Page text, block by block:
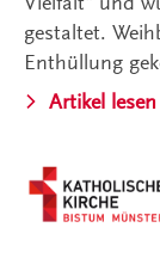
gestaltet.
Enthüllung
Artikel lesen